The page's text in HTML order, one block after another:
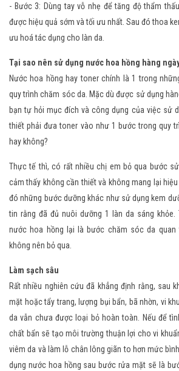
- Bước 3: Dùng tay vỗ nhẹ để tăng độ thẩm
được hiệu quả sớm và tối ưu nhất. Sau đó thoa
ưu hoá tác dụng cho làn da.
Tại sao nên sử dụng nước hoa hồng hàng
Nước hoa hồng hay toner chính là 1 trong
quy trình chăm sóc da. Mặc dù được sử dụng
bạn tự hỏi mục đích và công dụng của việc sử
thiết phải đưa toner vào như 1 bước trong quy
hay không?
Thực tế thì, có rất nhiều chị em bỏ qua bước
cảm thấy không cần thiết và không mang lại
đó những bước dưỡng khác như sử dụng kem
tin rằng đã đủ nuôi dưỡng 1 làn da sáng khỏe.
nước hoa hồng lại là bước chăm sóc da quan
không nên bỏ qua.
Làm sạch sâu
Rất nhiều nghiên cứu đã khẳng định rằng, sau
mặt hoặc tẩy trang, lượng bụi bẩn, bã nhờn, vi
da vẫn chưa được loại bỏ hoàn toàn. Nếu để
chất bẩn sẽ tạo môi trường thuận lợi cho vi
viêm da và làm lỗ chân lông giãn to hơn mức
dụng nước hoa hồng sau bước rửa mặt sẽ là